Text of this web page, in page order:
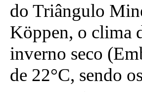
do Triângulo
Köppen, o clima
inverno seco
de 22°C, sendo